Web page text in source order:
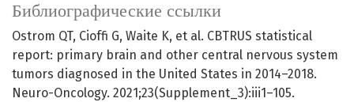
Библиографические ссылки
Ostrom QT, Cioffi G, Waite K, et al. CBTRUS statistical
report: primary brain and other central nervous system
tumors diagnosed in the United States in 2014–2018.
Neuro-Oncology. 2021;23(Supplement_3):iii1–105.